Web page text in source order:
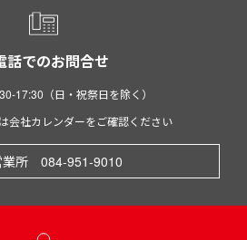
話でのお問合せ
17:30（日・祝祭日を除く）
会社カレンダーをご確認ください
業所 084-951-9010